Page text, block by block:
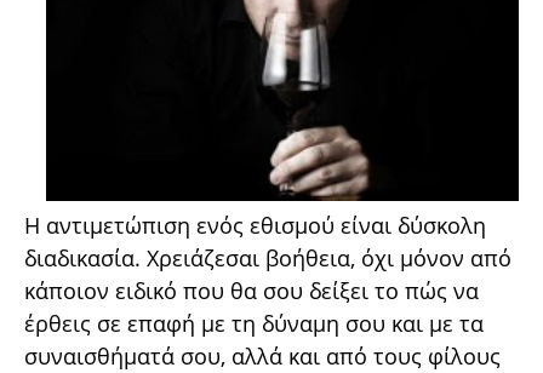
Η αντιμετώπιση ενός εθισμού είναι δύσκολη
διαδικασία. Χρειάζεσαι βοήθεια, όχι μόνον από
κάποιον ειδικό που θα σου δείξει το πώς να
έρθεις σε επαφή με τη δύναμη σου και με τα
συναισθήματά σου, αλλά και από τους φίλους